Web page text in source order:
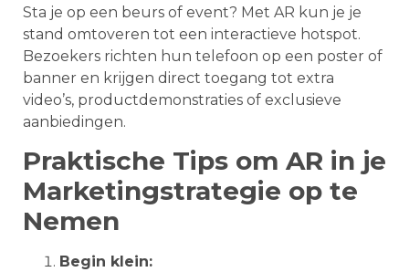
Sta je op een beurs of event? Met AR kun je je
stand omtoveren tot een interactieve hotspot.
Bezoekers richten hun telefoon op een poster of
banner en krijgen direct toegang tot extra
video’s, productdemonstraties of exclusieve
aanbiedingen.
Praktische Tips om AR in je
Marketingstrategie op te
Nemen
Begin klein: